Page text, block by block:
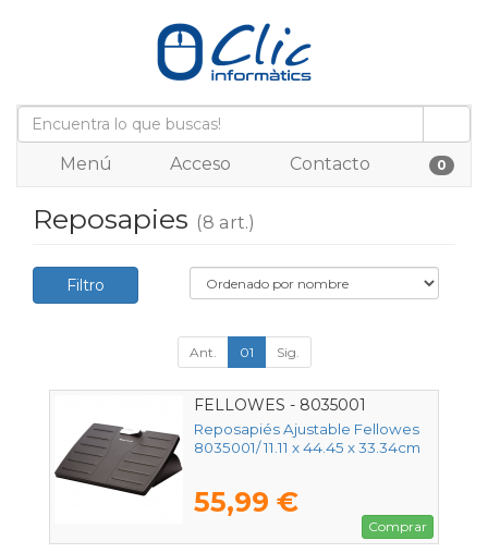
Menú Acceso Contacto 0
Reposapies (8 art.)
Filtro
Ant. 01 Sig.
FELLOWES - 8035001
Reposapiés Ajustable Fellowes
8035001/ 11.11 x 44.45 x 33.34cm
55,99 €
Comprar